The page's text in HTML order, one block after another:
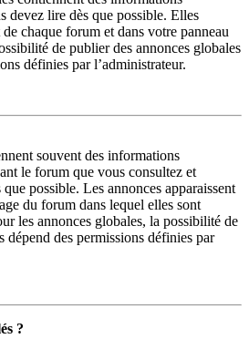
devez lire dès que possible. Elles
chaque forum et dans votre panneau
de publier des annonces globales
définies par l’administrateur.
souvent des informations
le forum que vous consultez et
possible. Les annonces apparaissent
du forum dans lequel elles sont
les annonces globales, la possibilité de
dépend des permissions définies par
?